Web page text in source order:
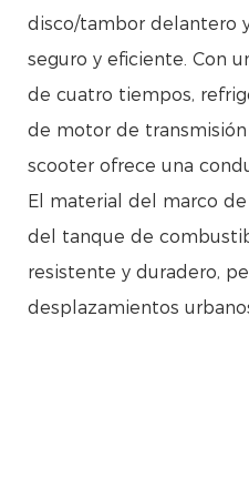
disco/tambor delantero
seguro y eficiente. Con
de cuatro tiempos,
de motor de
scooter ofrece una
El material del marco
del tanque de
resistente y duradero,
desplazamientos